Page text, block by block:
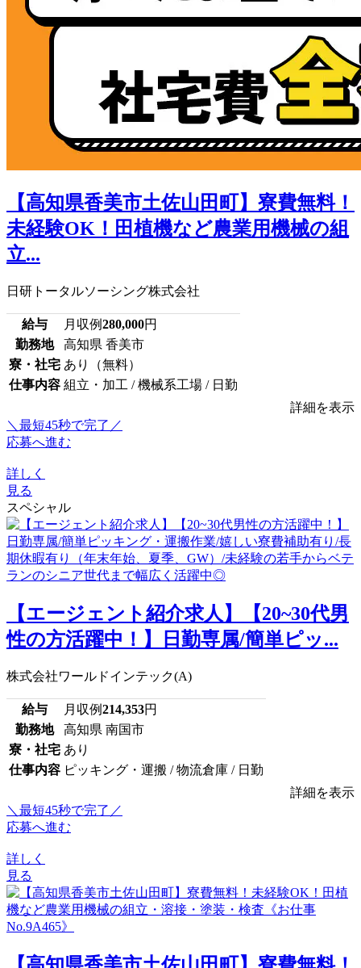
【高知県香美市土佐山田町】寮費無料！
未経験OK！田植機など農業用機械の組
立...
日研トータルソーシング株式会社
給与 月収例280,000円
勤務地
高知県 香美市
寮・社宅 あり（無料）
仕事内容 組立・加工 / 機械系工場 / 日勤
詳細を表示
＼最短45秒で完了／
応募へ進む
詳しく
見る
スペシャル
【エージェント紹介求人】【20~30代男
性の方活躍中！】日勤専属/簡単ピッ...
株式会社ワールドインテック(A)
給与 月収例214,353円
勤務地
高知県 南国市
寮・社宅 あり
仕事内容 ピッキング・運搬 / 物流倉庫 / 日勤
詳細を表示
＼最短45秒で完了／
応募へ進む
詳しく
見る